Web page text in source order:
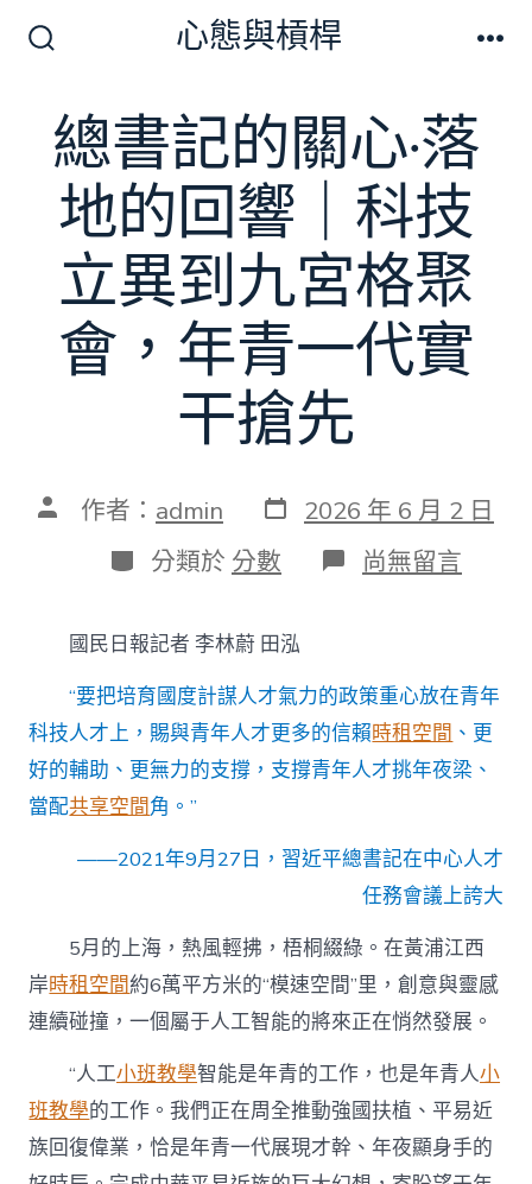
切
換
開
心態與槓桿
總書記的關心·落
地的回響｜科技
立異到九宮格聚
會，年青一代實
干搶先
文 作者： admin 發
表
日
期
2026 年 6 月 2 日
分
類
分類於 分數 在
〈總
關
心
·
落
地
響
｜
科
立
異
到
九
宮
格
聚
會，
年
青
尚無留言
國民日報記者 李林蔚 田泓
“要把培育國度計謀人才氣力的政策重心放在青年
科技人才上，賜與青年人才更多的信賴時租空間 、更
好的輔助、更無力的支撐，支撐青年人才挑年夜梁、
當配共享空間角。”
——2021年9月27日，習近平總書記在中心人才
任務會議上誇大
5月的上海，熱風輕拂，梧桐綴綠。在黃浦江西
岸時租空間約6萬平方米的“模速空間”里，創意與靈感
連續碰撞，一個屬于人工智能的將來正在悄然發展。
“人工小班教學智能是年青的工作，也是年青人小
班教學的工作。我們正在周全推動強國扶植、平易近
族回復偉業，恰是年青一代展現才幹、年夜顯身手的